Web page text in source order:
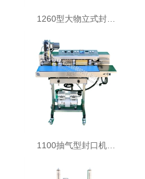
1260型大物立式封…
1100抽气型封口机…